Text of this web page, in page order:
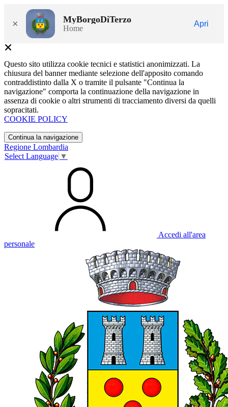
× MyBorgoDiTerzo
Home
Apri
Questo sito utilizza cookie tecnici e statistici anonimizzati. La
chiusura del banner mediante selezione dell'apposito comando
contraddistinto dalla X o tramite il pulsante "Continua la
navigazione" comporta la continuazione della navigazione in
assenza di cookie o altri strumenti di tracciamento diversi da quelli
sopracitati.
COOKIE POLICY
Continua la navigazione
Regione Lombardia
Select Language ▼
Accedi all'area
personale